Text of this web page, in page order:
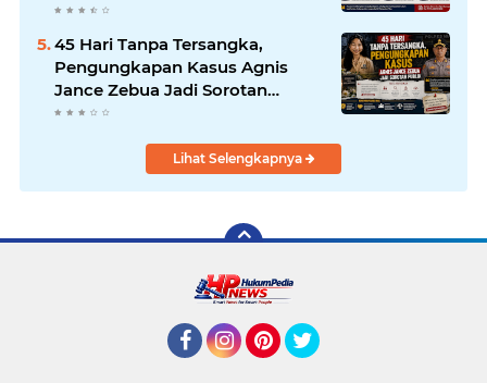
45 Hari Tanpa Tersangka,
Pengungkapan Kasus Agnis
Jance Zebua Jadi Sorotan
Publik
Lihat Selengkapnya